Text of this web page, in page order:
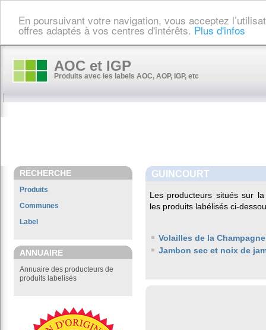
En poursuivant votre navigation, vous acceptez
offres adaptés à vos centres d'intérêts. Plus d'infos
AOC et IGP
Produits avec les labels AOC, AOP, IGP, etc
RECHERCHE
Produits
Communes
Label
ANNUAIRE
Annuaire des producteurs de
produits labelisés
GUINCOURT
Les producteurs situés sur
les produits labélisés ci-
Volailles de la Champagne
Jambon sec et noix de